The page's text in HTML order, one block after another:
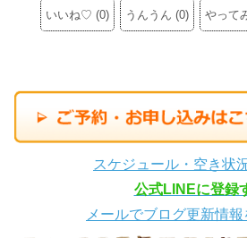
いいね♡ (0) うんうん (0) やって
スケジュール・空き状
公式LINEに登録
メールでブログ更新情